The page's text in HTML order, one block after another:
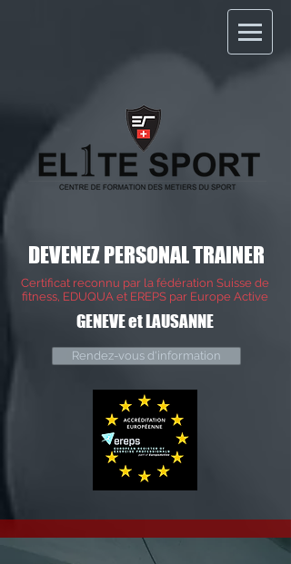
DEVENEZ PERSONAL TRAINER
Certificat reconnu par la fédération Suisse de
fitness, EDUQUA et EREPS par Europe Active
GENEVE et LAUSANNE
Rendez-vous d'information